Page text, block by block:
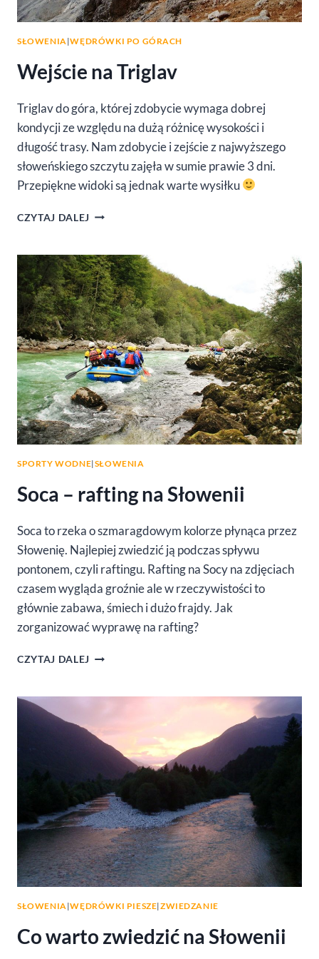
SŁOWENIA |WĘDRÓWKI PO GÓRACH
Wejście na Triglav
Triglav do góra, której zdobycie wymaga dobrej
kondycji ze względu na dużą różnicę wysokości i
długość trasy. Nam zdobycie i zejście z najwyższego
słoweńskiego szczytu zajęła w sumie prawie 3 dni.
Przepiękne widoki są jednak warte wysiłku
CZYTAJ DALEJ WEJŚCIE
SPORTY WODNE|SŁOWENIA
Soca – rafting na Słowenii
Soca to rzeka o szmaragdowym kolorze płynąca przez
Słowenię. Najlepiej zwiedzić ją podczas spływu
pontonem, czyli raftingu. Rafting na Socy na zdjęciach
czasem wygląda groźnie ale w rzeczywistości to
głównie zabawa, śmiech i dużo frajdy. Jak
zorganizować wyprawę na rafting?
CZYTAJ DALEJ SOCA
NA
SŁOWENIA |WĘDRÓWKI PIESZE|ZWIEDZANIE
Co warto zwiedzić na Słowenii